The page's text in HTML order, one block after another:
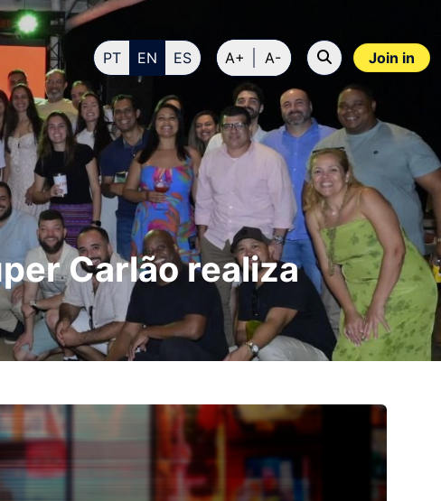
Join in
PT EN ES A+ A-
Carlão realiza